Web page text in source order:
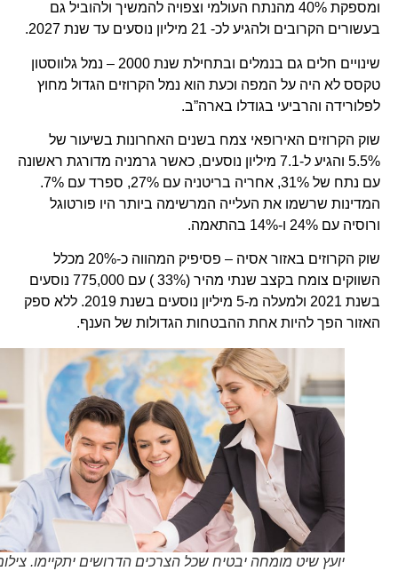
ומספקת 40% מהנתח העולמי וצפויה להמשיך ולהוביל גם
בעשורים הקרובים ולהגיע לכ- 21 מיליון נוסעים עד שנת 2027.
שינויים חלים גם בנמלים ובתחילת שנת 2000 – נמל גלווסטון
טקסס לא היה על המפה וכעת הוא נמל הקרוזים הגדול מחוץ
לפלורידה והרביעי בגודלו בארה”ב.
שוק הקרוזים האירופאי צמח בשנים האחרונות בשיעור של
5.5% והגיע ל-7.1 מיליון נוסעים, כאשר גרמניה מדורגת ראשונה
עם נתח של 31%, אחריה בריטניה עם 27%, ספרד עם 7%.
המדינות שרשמו את העלייה המרשימה ביותר היו פורטוגל
ורוסיה עם 24% ו-14% בהתאמה.
שוק הקרוזים באזור אסיה – פסיפיק המהווה כ-20% מכלל
השווקים צומח בקצב שנתי מהיר (33% ) עם 775,000 נוסעים
בשנת 2021 ולמעלה מ-5 מיליון נוסעים בשנת 2019. ללא ספק
האזור הפך להיות אחת ההבטחות הגדולות של הענף.
יועץ שיט מומחה יבטיח שכל הצרכים הדרושים יתקיימו. צילום